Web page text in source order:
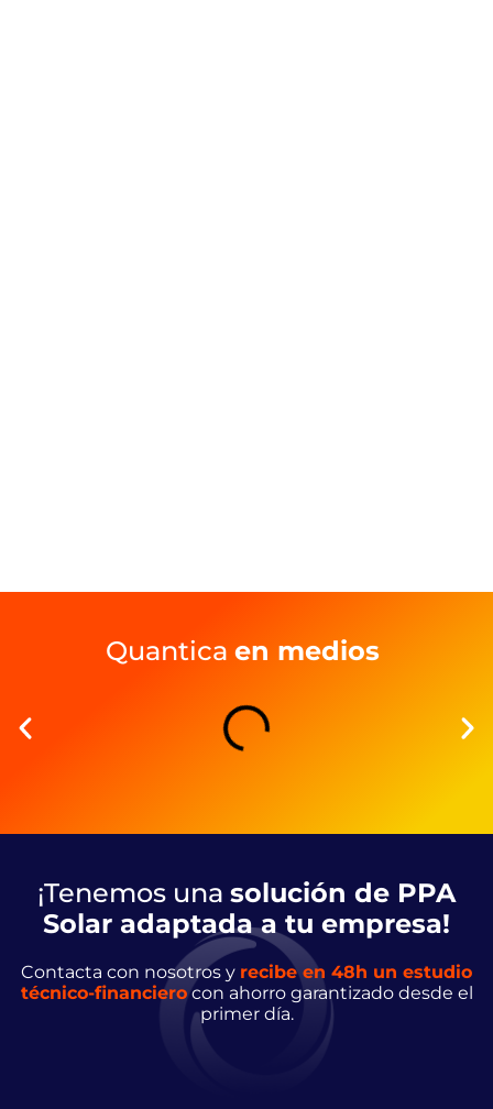
Quantica en medios
¡Tenemos una solución de PPA
Solar adaptada a tu empresa!
Contacta con nosotros y recibe en 48h un estudio
técnico-financierocon ahorro garantizado desde el
primer día.